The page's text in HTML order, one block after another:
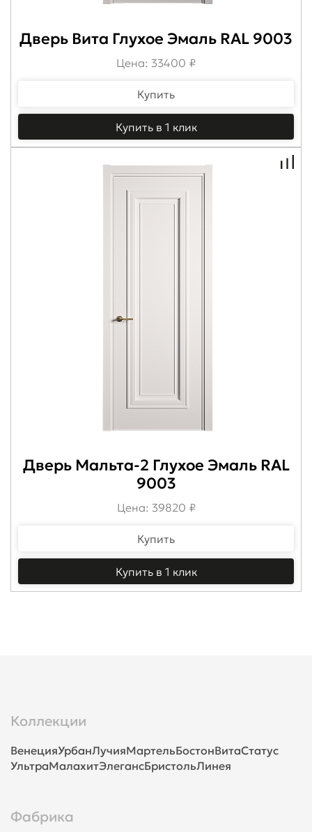
Дверь Вита Глухое Эмаль RAL 9003
Цена: 33400 ₽
Купить
Купить в 1 клик
Дверь Мальта-2 Глухое Эмаль RAL
9003
Цена: 39820 ₽
Купить
Купить в 1 клик
Коллекции
ВенецияУрбанЛучияМартельБостонВитаСтатус
УльтраМалахитЭлегансБристольЛинея
Фабрика